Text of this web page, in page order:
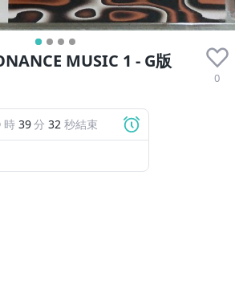
MUSIC 1 - G版
0
時 39分 31 秒結束